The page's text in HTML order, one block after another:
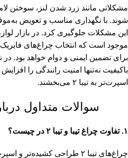
مشکلاتی مانند زرد شدن لنز، سوختن
شوند. با نگهداری مناسب و تعویض
موجود است که انتخاب چراغ‌های فابریک
برای تضمین ایمنی و دوام خواهد بود.
باکیفیت نه‌تنها امنیت رانندگی را
اسپرت‌تر به تیبا ۲ می‌بخشند.
سوالات متداول
۱. تفاوت چراغ تیبا و تیبا ۲ در چیست؟
چراغ‌های تیبا ۲ طراحی